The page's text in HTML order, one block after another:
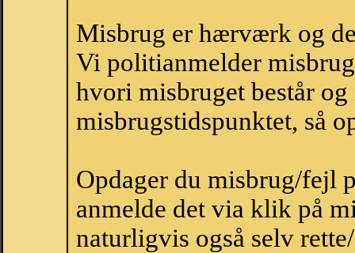
Misbrug er hærværk og
Vi politianmelder
hvori misbruget består
misbrugstidspunktet, så
Opdager du misbrug/fejl
anmelde det via klik på
naturligvis også selv